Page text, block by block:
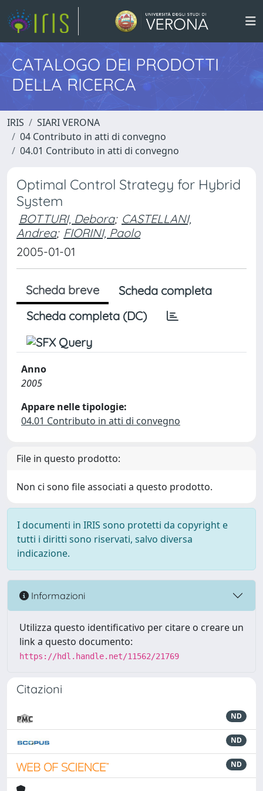
CATALOGO DEI PRODOTTI
DELLA RICERCA
IRIS
SIARI VERONA
04 Contributo in atti di convegno
04.01 Contributo in atti di convegno
Optimal Control Strategy for Hybrid
System
BOTTURI, Debora; CASTELLANI,
Andrea; FIORINI, Paolo
2005-01-01
Scheda breve
Scheda completa
Scheda completa (DC)
Anno
2005
Appare nelle tipologie:
04.01 Contributo in atti di convegno
File in questo prodotto:
Non ci sono file associati a questo prodotto.
I documenti in IRIS sono protetti da copyright e
tutti i diritti sono riservati, salvo diversa
indicazione.
Informazioni
Utilizza questo identificativo per citare o creare un
link a questo documento:
https://hdl.handle.net/11562/21769
Citazioni
ND
ND
ND